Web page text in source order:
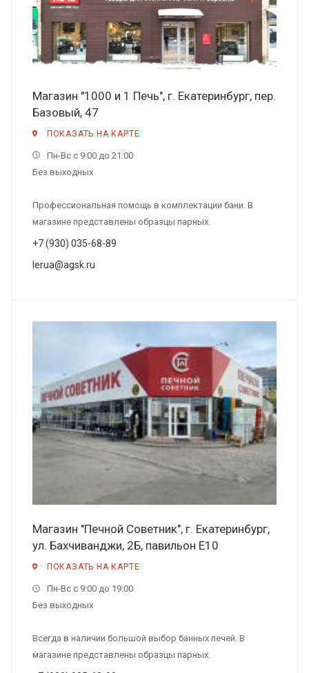
Магазин "1000 и 1 Печь", г. Екатеринбург, пер.
Базовый, 47
ПОКАЗАТЬ НА КАРТЕ
Пн-Вс с 9:00 до 21:00
Без выходных
Профессиональная помощь в комплектации бани. В
магазине представлены образцы парных.
+7 (930) 035-68-89
lerua@agsk.ru
Магазин "Печной Советник", г. Екатеринбург,
ул. Бахчиванджи, 2Б, павильон Е10
ПОКАЗАТЬ НА КАРТЕ
Пн-Вс с 9:00 до 19:00
Без выходных
Всегда в наличии большой выбор банных печей. В
магазине представлены образцы парных.